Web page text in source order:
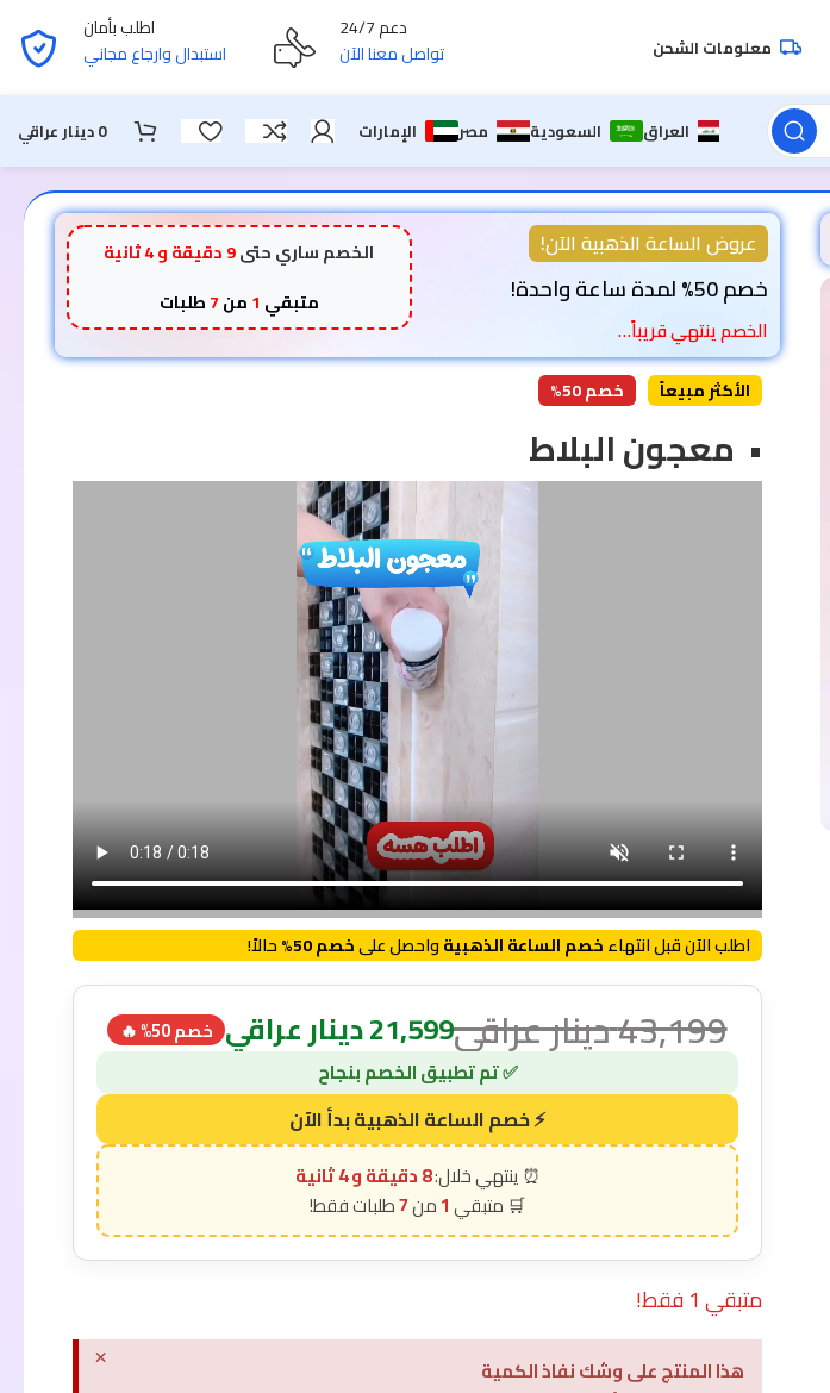
معلومات الشحن
دعم 24/7
تواصل معنا الآن
اطلب بأمان
استبدال وارجاع مجاني
العراق السعودية مصر الإمارات 0دينار عراقي
عروض الساعة الذهبية الآن!
خصم 50% لمدة ساعة واحدة!
الخصم ينتهي قريباً…
الخصم ساري حتى9 دقيقة و 3 ثانية
متبقي 1من7طلبات
الأكثر مبيعاً خصم 50%
• معجون البلاط
اطلب الآن قبل انتهاءخصم الساعة الذهبيةواحصل علىخصم 50% حالاً!
43,199دينار عراقي21,599دينار عراقي خصم 50% 🔥
8 دقيقة و 3 ثانية
1
7
متبقي 1 فقط!
هذا المنتج على وشك نفاذ الكمية ×